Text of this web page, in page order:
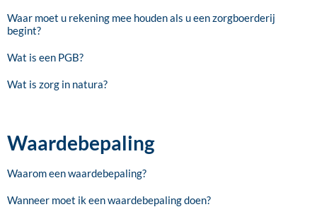
Waar moet u rekening mee houden als u een zorgboerderij
begint?
Wat is een PGB?
Wat is zorg in natura?
Waardebepaling
Waarom een waardebepaling?
Wanneer moet ik een waardebepaling doen?